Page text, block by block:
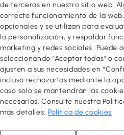
de terceros en nuestro sitio web.
correcto funcionamiento de la
opcionales y se utilizan para
la personalización, y respaldar
marketing y redes sociales. Puede
seleccionando "Aceptar todas" o
ajusten a sus necesidades en
incluso rechazarlas mediante la
caso solo se mantendrán las
necesarias. Consulte nuestra
más detalles: Política de cookies